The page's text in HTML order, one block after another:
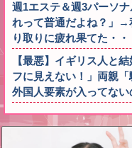
週1エステ＆週3パーソ
れって普通だよね？」
り取りに疲れ果てた・・
【最悪】イギリス人と
フに見えない！」両親
外国人要素が入ってな